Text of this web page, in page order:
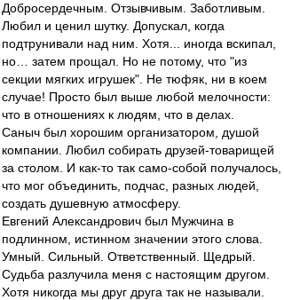
Добросердечным. Отзывчивым. Заботливым.
Любил и ценил шутку. Допускал, когда
подтрунивали над ним. Хотя... иногда вскипал,
но… затем прощал. Но не потому, что "из
секции мягких игрушек". Не тюфяк, ни в коем
случае! Просто был выше любой мелочности:
что в отношениях к людям, что в делах.
Саныч был хорошим организатором, душой
компании. Любил собирать друзей-товарищей
за столом. И как-то так само-собой получалось,
что мог объединить, подчас, разных людей,
создать душевную атмосферу.
Евгений Александрович был Мужчина в
подлинном, истинном значении этого слова.
Умный. Сильный. Ответственный. Щедрый.
Судьба разлучила меня с настоящим другом.
Хотя никогда мы друг друга так не называли.